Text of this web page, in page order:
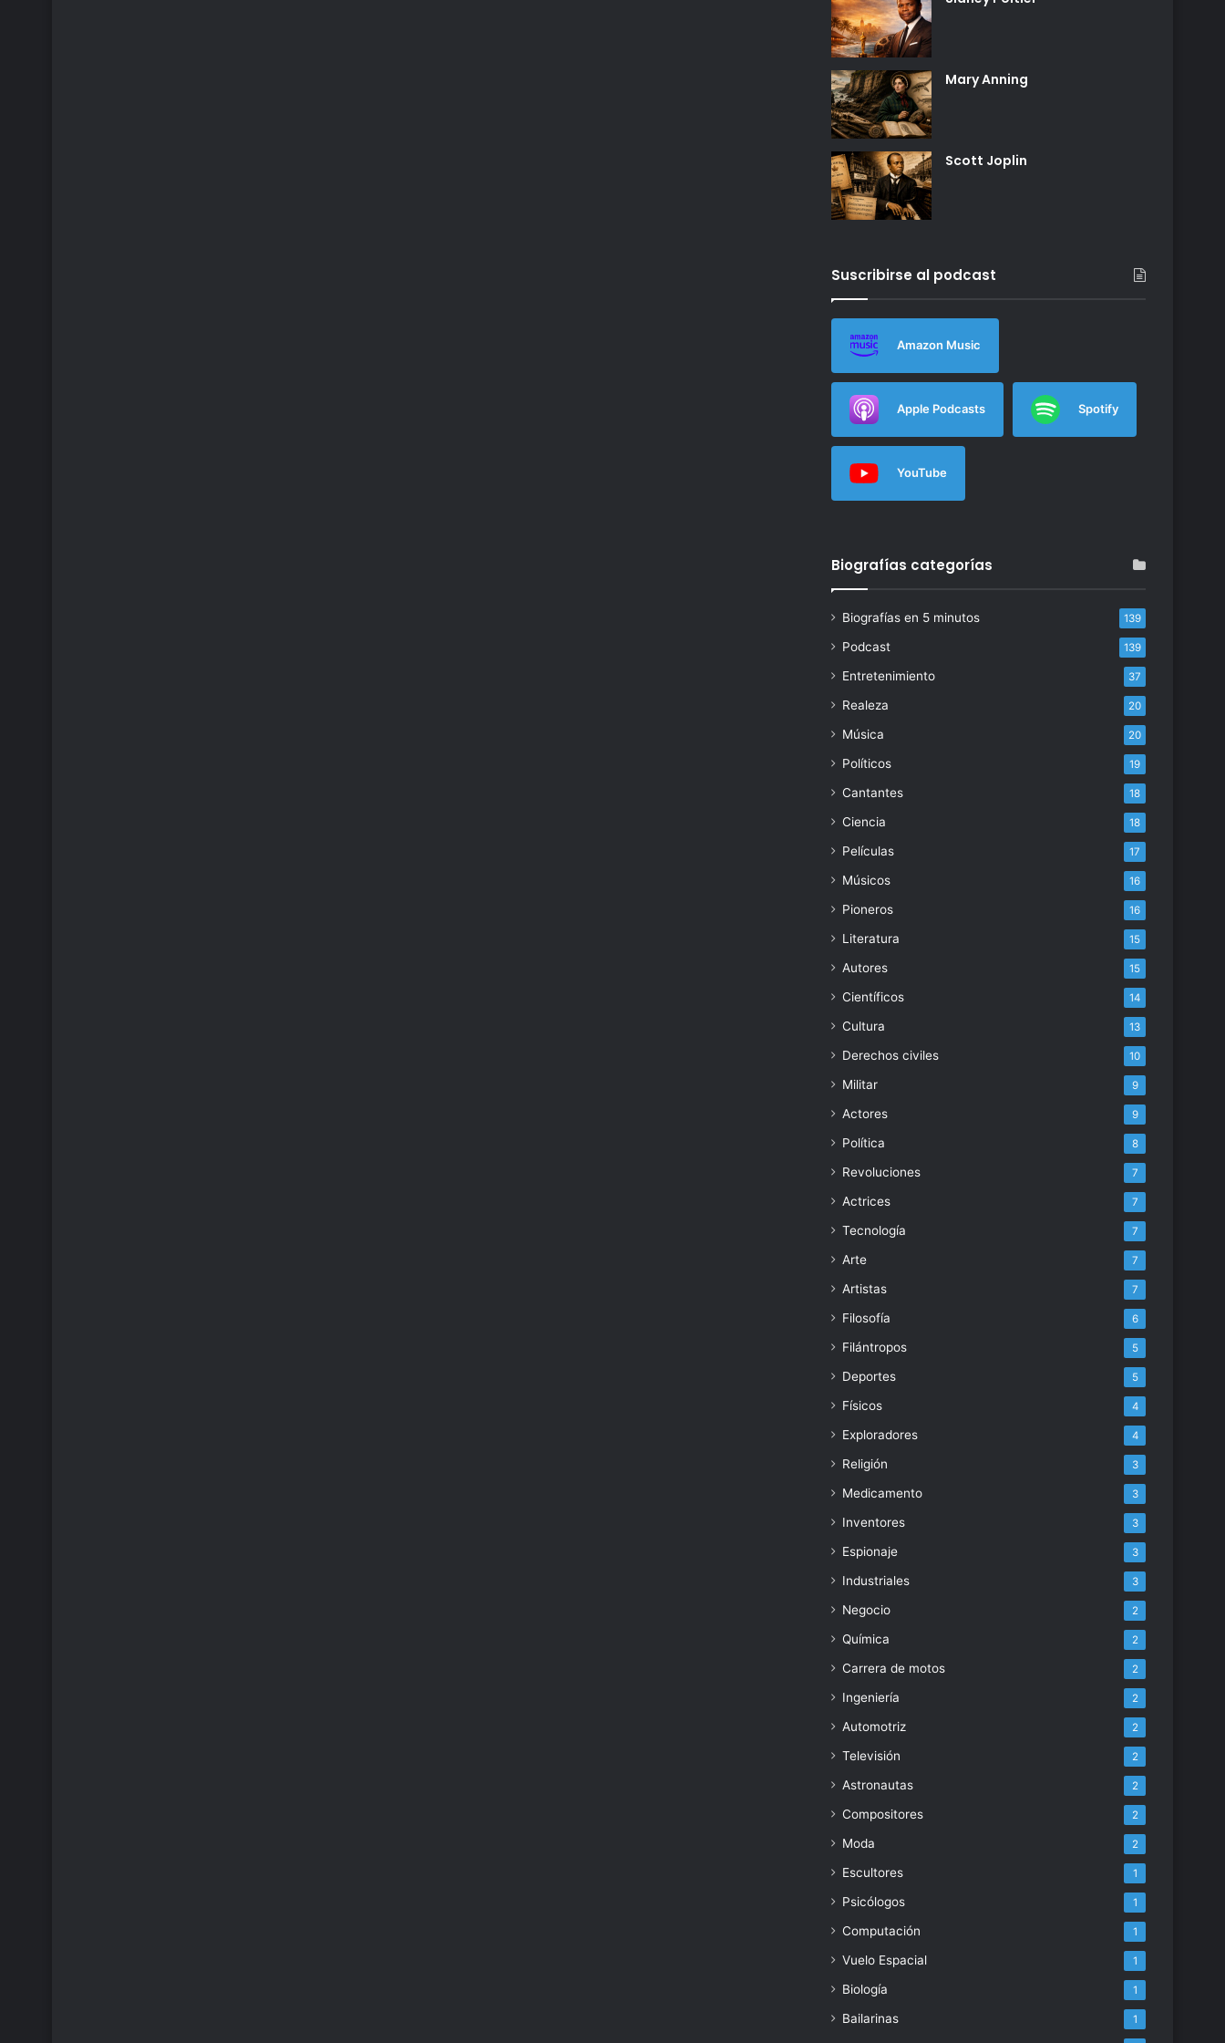
Mary Anning
Scott Joplin
Suscribirse al podcast
Amazon Music
Apple Podcasts Spotify
YouTube
Biografías categorías
Biografías en 5 minutos 139
Podcast 139
Entretenimiento 37
Realeza 20
Música 20
Políticos 19
Cantantes 18
Ciencia 18
Películas 17
Músicos 16
Pioneros 16
Literatura 15
Autores 15
Científicos 14
Cultura 13
Derechos civiles 10
Militar 9
Actores 9
Política 8
Revoluciones 7
Actrices 7
Tecnología 7
Arte 7
Artistas 7
Filosofía 6
Filántropos 5
Deportes 5
Físicos 4
Exploradores 4
Religión 3
Medicamento 3
Inventores 3
Espionaje 3
Industriales 3
Negocio 2
Química 2
Carrera de motos 2
Ingeniería 2
Automotriz 2
Televisión 2
Astronautas 2
Compositores 2
Moda 2
Escultores 1
Psicólogos 1
Computación 1
Vuelo Espacial 1
Biología 1
Bailarinas 1